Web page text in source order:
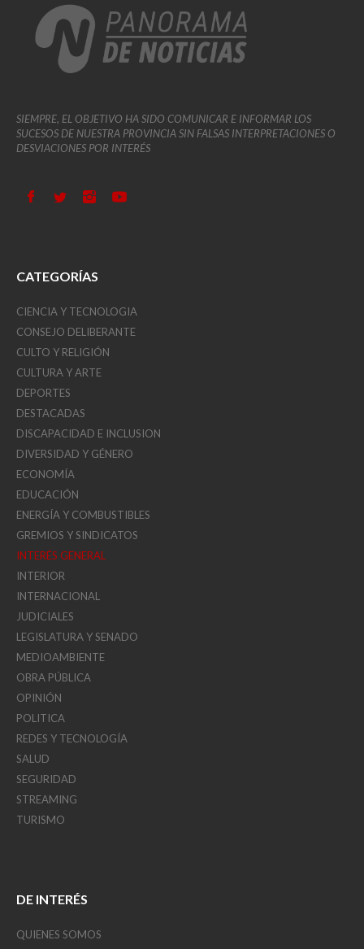
SIEMPRE, EL OBJETIVO HA SIDO COMUNICAR E INFORMAR LOS
SUCESOS DE NUESTRA PROVINCIA SIN FALSAS INTERPRETACIONES O
DESVIACIONES POR INTERÉS
CATEGORÍAS
CIENCIA Y TECNOLOGIA
CONSEJO DELIBERANTE
CULTO Y RELIGIÓN
CULTURA Y ARTE
DEPORTES
DESTACADAS
DISCAPACIDAD E INCLUSION
DIVERSIDAD Y GÉNERO
ECONOMÍA
EDUCACIÓN
ENERGÍA Y COMBUSTIBLES
GREMIOS Y SINDICATOS
INTERÉS GENERAL
INTERIOR
INTERNACIONAL
JUDICIALES
LEGISLATURA Y SENADO
MEDIOAMBIENTE
OBRA PÚBLICA
OPINIÓN
POLITICA
REDES Y TECNOLOGÍA
SALUD
SEGURIDAD
STREAMING
TURISMO
DE INTERÉS
QUIENES SOMOS